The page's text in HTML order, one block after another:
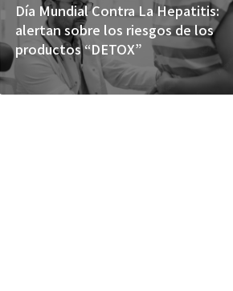
Día Mundial Contra La Hepatitis:
alertan sobre los riesgos de los
productos “DETOX”